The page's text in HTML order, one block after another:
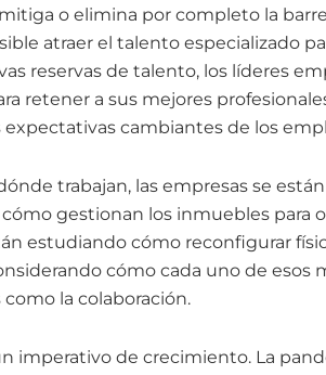
o elimina por completo la
atraer el talento especializado
reservas de talento, los líderes
retener a sus mejores
expectativas cambiantes de los
trabajan, las empresas se
gestionan los inmuebles para
estudiando cómo reconfigurar
cómo cada uno de esos
la colaboración.
imperativo de crecimiento. La